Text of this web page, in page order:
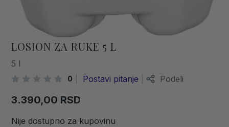
LOSION ZA RUKE 5 L
5 l
0 Postavi pitanje Podeli
3.390,00 RSD
Nije dostupno za kupovinu